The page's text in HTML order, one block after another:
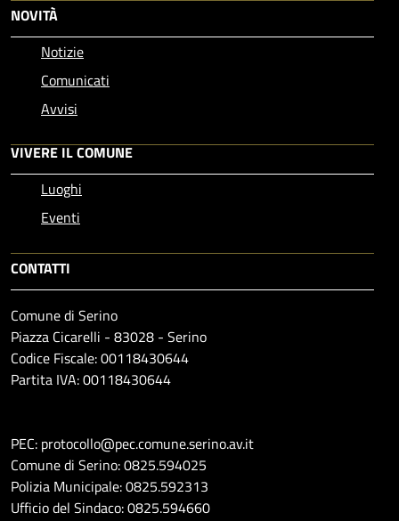
NOVITÀ
Notizie
Comunicati
Avvisi
VIVERE IL COMUNE
Luoghi
Eventi
CONTATTI
Comune di Serino
Piazza Cicarelli - 83028 - Serino
Codice Fiscale: 00118430644
Partita IVA: 00118430644
PEC: protocollo@pec.comune.serino.av.it
Comune di Serino: 0825.594025
Polizia Municipale: 0825.592313
Ufficio del Sindaco: 0825.594660